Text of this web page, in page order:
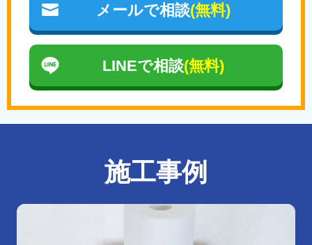
メールで相談(無料)
LINEで相談(無料)
施工事例